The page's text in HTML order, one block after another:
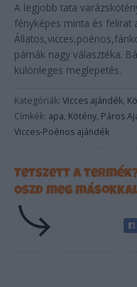
A legjobb tata
fényképes minta és felirat
párnák nagy választéka.
különleges meglepetés.
Kategóriák: Vicces ajándék,
Címkék: apa, Kötény, Páros
Vicces-Poénos ajándék
Tetszett a
Oszd meg